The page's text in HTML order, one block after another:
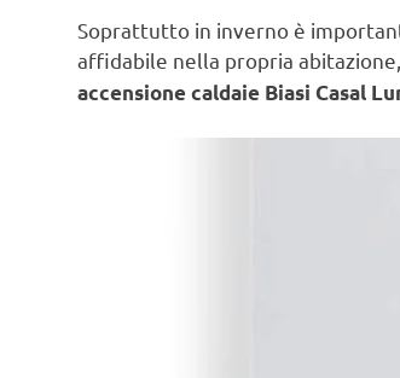
Soprattutto in inverno è
affidabile nella propria
accensione caldaie Biasi Casal